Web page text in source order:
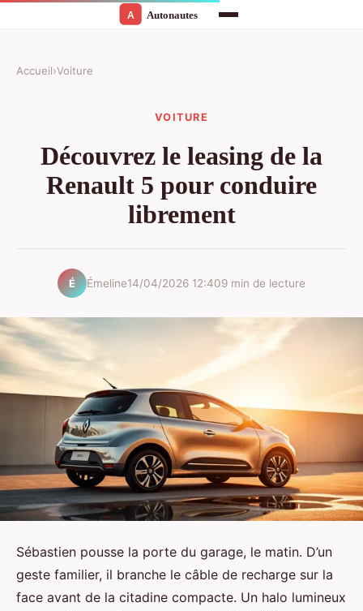
Accueil›Voiture
VOITURE
Découvrez le leasing de la
Renault 5 pour conduire
librement
É Émeline14/04/2026 12:409 min de lecture
Sébastien pousse la porte du garage, le matin. D’un
geste familier, il branche le câble de recharge sur la
face avant de la citadine compacte. Un halo lumineux